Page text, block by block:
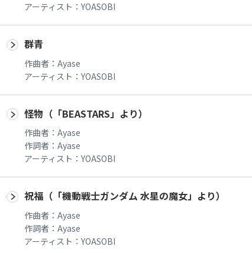
アーティスト： YOASOBI
群青
作曲者： Ayase
アーティスト： YOASOBI
怪物（「BEASTARS」より）
作曲者： Ayase
作詞者： Ayase
アーティスト： YOASOBI
祝福（「機動戦士ガンダム 水星の魔女」より）
作曲者： Ayase
作詞者： Ayase
アーティスト： YOASOBI